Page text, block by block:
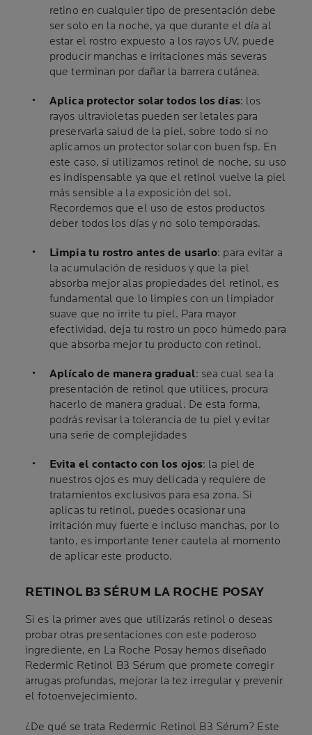
retino en cualquier tipo de presentación debe
ser solo en la noche, ya que durante el día al
estar el rostro expuesto a los rayos UV, puede
producir manchas e irritaciones más severas
que terminan por dañar la barrera cutánea.
Aplica protector solar todos los días: los
rayos ultravioletas pueden ser letales para
preservarla salud de la piel, sobre todo si no
aplicamos un protector solar con buen fsp. En
este caso, si utilizamos retinol de noche, su uso
es indispensable ya que el retinol vuelve la piel
más sensible a la exposición del sol.
Recordemos que el uso de estos productos
deber todos los días y no solo temporadas.
Limpia tu rostro antes de usarlo: para evitar a
la acumulación de residuos y que la piel
absorba mejor alas propiedades del retinol, es
fundamental que lo limpies con un limpiador
suave que no irrite tu piel. Para mayor
efectividad, deja tu rostro un poco húmedo para
que absorba mejor tu producto con retinol.
Aplícalo de manera gradual: sea cual sea la
presentación de retinol que utilices, procura
hacerlo de manera gradual. De esta forma,
podrás revisar la tolerancia de tu piel y evitar
una serie de complejidades
Evita el contacto con los ojos: la piel de
nuestros ojos es muy delicada y requiere de
tratamientos exclusivos para esa zona. Si
aplicas tu retinol, puedes ocasionar una
irritación muy fuerte e incluso manchas, por lo
tanto, es importante tener cautela al momento
de aplicar este producto.
RETINOL B3 SÉRUM LA ROCHE POSAY
Si es la primer aves que utilizarás retinol o deseas
probar otras presentaciones con este poderoso
ingrediente, en La Roche Posay hemos diseñado
Redermic Retinol B3 Sérum que promete corregir
arrugas profundas, mejorar la tez irregular y prevenir
el fotoenvejecimiento.
¿De qué se trata Redermic Retinol B3 Sérum? Este